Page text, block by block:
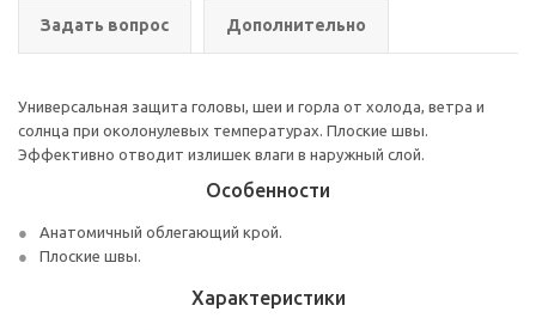
Задать вопрос Дополнительно
Универсальная защита головы, шеи и горла от холода, ветра и
солнца при околонулевых температурах. Плоские швы.
Эффективно отводит излишек влаги в наружный слой.
Особенности
Анатомичный облегающий крой.
Плоские швы.
Характеристики